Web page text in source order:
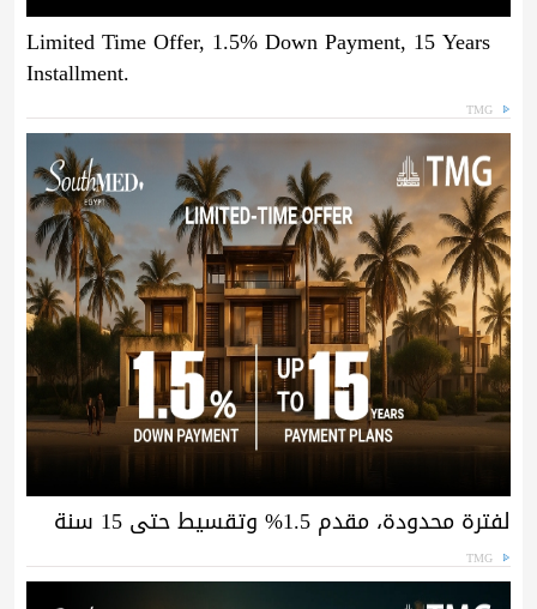
Limited Time Offer, 1.5% Down Payment, 15 Years
Installment.
TMG
لفترة محدودة، مقدم 1.5% وتقسيط حتى 15 سنة
TMG